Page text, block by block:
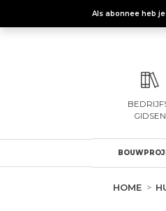
Als abonnee heb
GIDSEN
HOME